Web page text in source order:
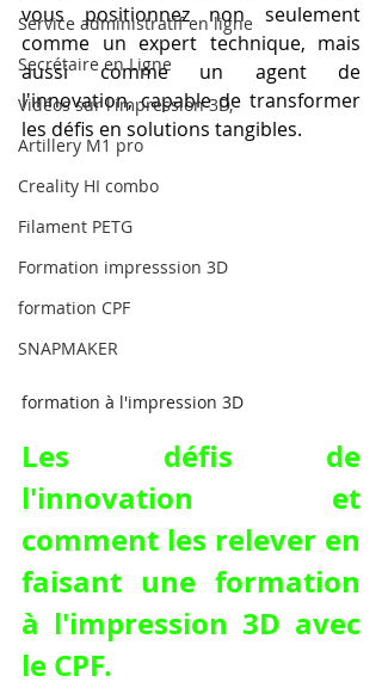
Service administratif en ligne
Secrétaire en Ligne
Vidéos sur l'impression 3D,
Artillery M1 pro
Creality HI combo
Filament PETG
Formation impresssion 3D
formation CPF
SNAPMAKER
vous positionnez non seulement
comme un expert technique, mais
aussi comme un agent de
l'innovation, capable de transformer
les défis en solutions tangibles.
formation à l'impression 3D
Les défis de
l'innovation et
comment les relever en
faisant une formation
à l'impression 3D avec
le CPF.